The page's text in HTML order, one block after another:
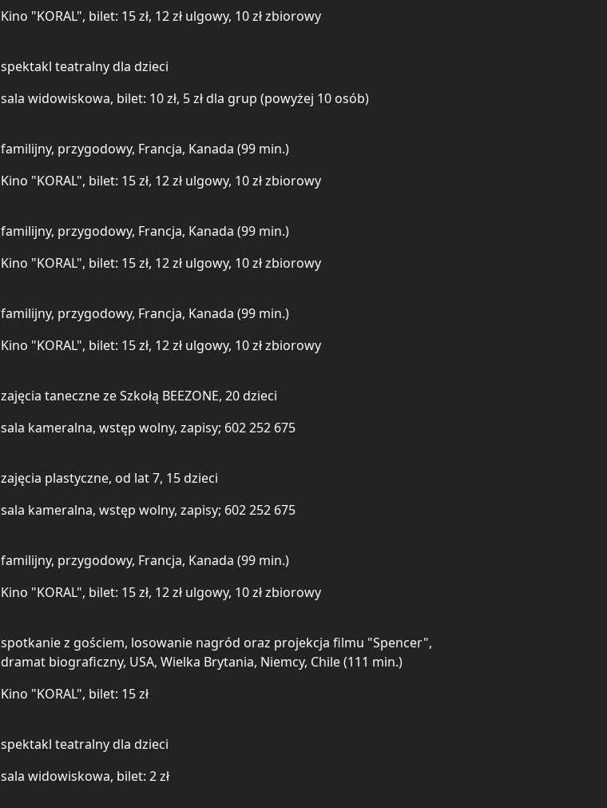
Kino "KORAL", bilet: 15 zł, 12 zł ulgowy, 10 zł zbiorowy
spektakl teatralny dla dzieci
sala widowiskowa, bilet: 10 zł, 5 zł dla grup (powyżej 10 osób)
familijny, przygodowy, Francja, Kanada (99 min.)
Kino "KORAL", bilet: 15 zł, 12 zł ulgowy, 10 zł zbiorowy
familijny, przygodowy, Francja, Kanada (99 min.)
Kino "KORAL", bilet: 15 zł, 12 zł ulgowy, 10 zł zbiorowy
familijny, przygodowy, Francja, Kanada (99 min.)
Kino "KORAL", bilet: 15 zł, 12 zł ulgowy, 10 zł zbiorowy
zajęcia taneczne ze Szkołą BEEZONE, 20 dzieci
sala kameralna, wstęp wolny, zapisy; 602 252 675
zajęcia plastyczne, od lat 7, 15 dzieci
sala kameralna, wstęp wolny, zapisy; 602 252 675
familijny, przygodowy, Francja, Kanada (99 min.)
Kino "KORAL", bilet: 15 zł, 12 zł ulgowy, 10 zł zbiorowy
spotkanie z gościem, losowanie nagród oraz projekcja filmu "Spencer",
dramat biograficzny, USA, Wielka Brytania, Niemcy, Chile (111 min.)
Kino "KORAL", bilet: 15 zł
spektakl teatralny dla dzieci
sala widowiskowa, bilet: 2 zł